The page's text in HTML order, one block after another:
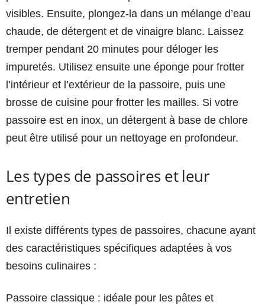
visibles. Ensuite, plongez-la dans un mélange d’eau
chaude, de détergent et de vinaigre blanc. Laissez
tremper pendant 20 minutes pour déloger les
impuretés. Utilisez ensuite une éponge pour frotter
l’intérieur et l’extérieur de la passoire, puis une
brosse de cuisine pour frotter les mailles. Si votre
passoire est en inox, un détergent à base de chlore
peut être utilisé pour un nettoyage en profondeur.
Les types de passoires et leur
entretien
Il existe différents types de passoires, chacune ayant
des caractéristiques spécifiques adaptées à vos
besoins culinaires :
Passoire classique : idéale pour les pâtes et